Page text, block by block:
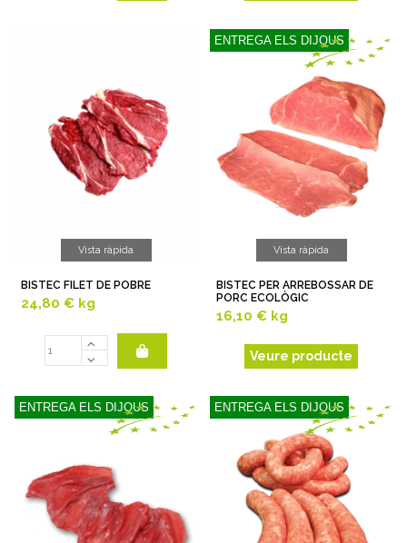
Vista ràpida
BISTEC FILET DE POBRE
24,80 € kg
ENTREGA ELS DIJOUS
Vista ràpida
BISTEC PER ARREBOSSAR DE
PORC ECOLÒGIC
Veure producte
16,10 € kg
ENTREGA ELS DIJOUS ENTREGA ELS DIJOUS